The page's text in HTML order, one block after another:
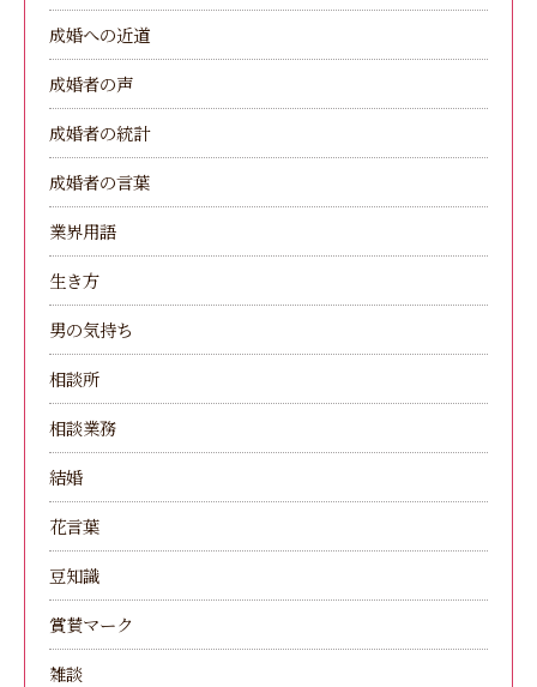
成婚への近道
成婚者の声
成婚者の統計
成婚者の言葉
業界用語
生き方
男の気持ち
相談所
相談業務
結婚
花言葉
豆知識
賞賛マーク
雑談